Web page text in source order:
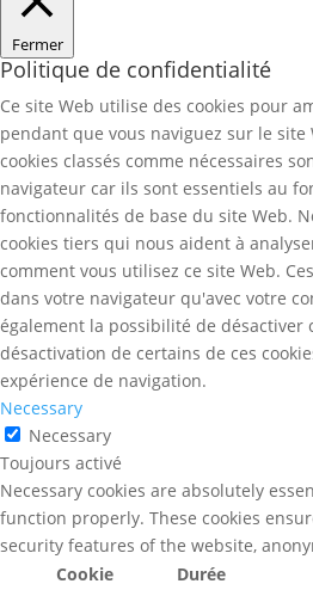
Fermer
Politique de confidentialité
Ce site Web utilise des cookies pour
pendant que vous naviguez sur le site
cookies classés comme nécessaires
navigateur car ils sont essentiels au
fonctionnalités de base du site Web.
cookies tiers qui nous aident à
comment vous utilisez ce site Web.
dans votre navigateur qu'avec votre
également la possibilité de désactiver
désactivation de certains de ces
expérience de navigation.
Necessary
Necessary
Toujours activé
Necessary cookies are absolutely
function properly. These cookies
security features of the website,
Cookie
Durée